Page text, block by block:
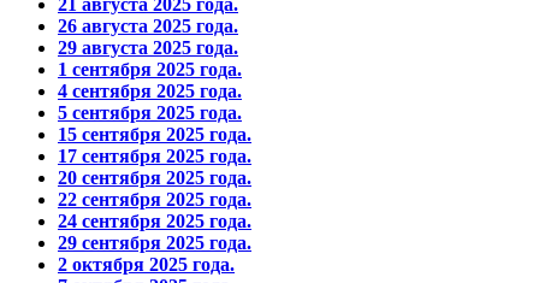
26 августа 2025 года.
29 августа 2025 года.
1 сентября 2025 года.
4 сентября 2025 года.
5 сентября 2025 года.
15 сентября 2025 года.
17 сентября 2025 года.
20 сентября 2025 года.
22 сентября 2025 года.
24 сентября 2025 года.
29 сентября 2025 года.
2 октября 2025 года.